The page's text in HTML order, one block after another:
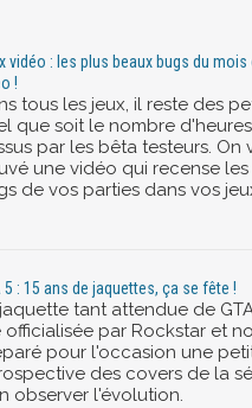
vidéo : les plus beaux bugs du mois
!
tous les jeux, il reste des
que soit le nombre
par les bêta testeurs. On
une vidéo qui recense les
de vos parties dans vos
5 : 15 ans de jaquettes, ça se fête !
tant attendue de
officialisée par Rockstar et
pour l'occasion une
des covers de la
observer l'évolution.